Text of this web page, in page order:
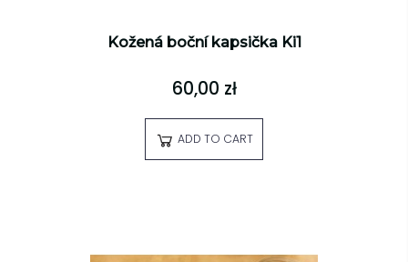
Kožená boční kapsička Ki1
60,00 zł
ADD TO CART